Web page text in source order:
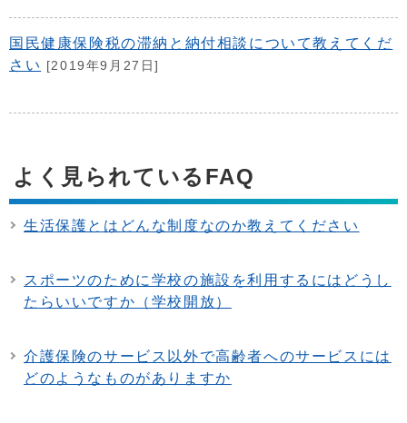
国民健康保険税の滞納と納付相談について教えてくだ
さい [2019年9月27日]
よく見られているFAQ
生活保護とはどんな制度なのか教えてください
スポーツのために学校の施設を利用するにはどうし
たらいいですか（学校開放）
介護保険のサービス以外で高齢者へのサービスには
どのようなものがありますか